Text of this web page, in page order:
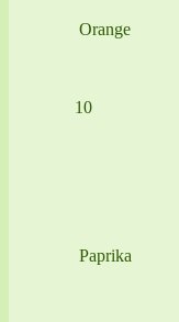
Orange
10
Paprika